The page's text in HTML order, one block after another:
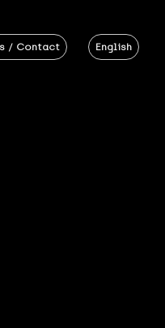
/ Contact English